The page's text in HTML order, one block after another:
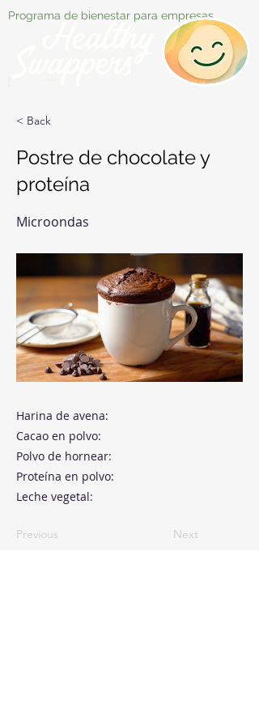
Programa de bienestar para empresas
< Back
Postre de chocolate y
proteína
Microondas
Harina de avena:
Cacao en polvo:
Polvo de hornear:
Proteína en polvo:
Leche vegetal:
Previous Next